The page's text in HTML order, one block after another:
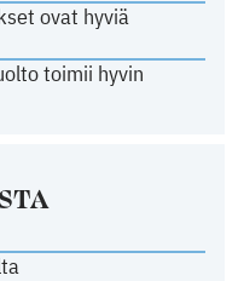
ovat hyviä
toimii hyvin